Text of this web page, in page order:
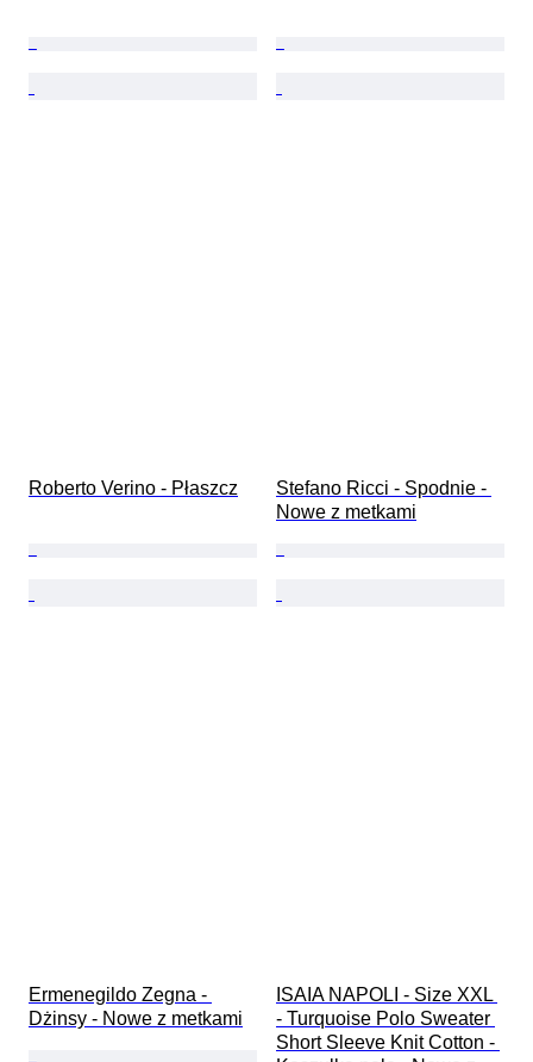
Roberto Verino - Płaszcz
Stefano Ricci - Spodnie -
Nowe z metkami
Ermenegildo Zegna -
Dżinsy - Nowe z metkami
ISAIA NAPOLI - Size XXL
- Turquoise Polo Sweater
Short Sleeve Knit Cotton -